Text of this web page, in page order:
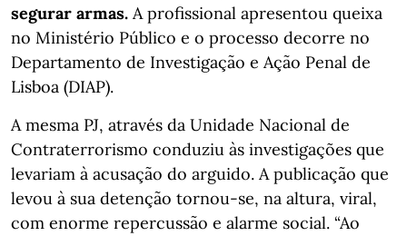
segurar armas. A profissional apresentou queixa
no Ministério Público e o processo decorre no
Departamento de Investigação e Ação Penal de
Lisboa (DIAP).
A mesma PJ, através da Unidade Nacional de
Contraterrorismo conduziu às investigações que
levariam à acusação do arguido. A publicação que
levou à sua detenção tornou-se, na altura, viral,
com enorme repercussão e alarme social. “Ao